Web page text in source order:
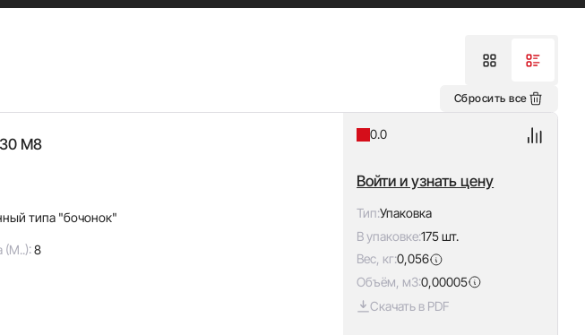
Сбросить все
М8
типа "бочонок"
(М..):8
0.0
Войти и узнать цену
Тип:Упаковка
В упаковке:175 шт.
Вес, кг:0,056
Объём, м3:0,00005
Скачать в PDF